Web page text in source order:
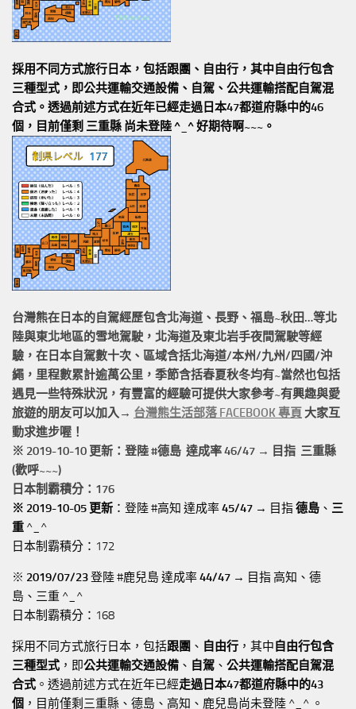
採用不同方式旅行日本，包括跟團、自由行，其中自由行包含
三種型式，即公共運輸交通設備、自駕、公共運輸搭配自駕混
合式。透過前述方式在近年已經走過日本47都道府縣中的46
個，目前僅剩 三重縣 尚未登陸 ^_^ 好期待啊~~~。
台灣熊在日本的自駕經歷包含北海道、長野、福島~秋田…等北
陸與東北地區的雪地駕駛 ，北海道及東北岩手夜間駕駛等經
驗，在日本自駕數十次、區域含括北海道/本州/九州/四國/沖
繩， 里程數累計逾萬公里 ，季節含括春夏秋冬均有~當然也包括
遇見一些特殊狀況，有豐富的經驗可提供大家參考~有興趣與愛
旅遊的朋友可以加入→ 台灣熊生活部落 FACEBOOK 專頁 大家互
動求進步喔！
※ 2019-10-10 更新：登陸 #德島 達成率 46/47 → 目指 三重縣
(歡呼~~~)
日本制霸積分：176
※ 2019-10-05 更新 ：登陸 #高知 達成率45/47 → 目指德島 、 三
重 ^_^
日本制霸積分：172
※ 2019/07/23登陸 #鹿兒島 達成率44/47 → 目指 高知、德
島、三重 ^_^
日本制霸積分：168
採用不同方式旅行日本，包括跟團 、 自由行 ，其中自由行包含
三種型式 ，即公共運輸交通設備 、 自駕 、 公共運輸搭配自駕混
合式 。透過前述方式在近年已經走過日本47都道府縣中的43
個 ，目前僅剩三重縣、德島、高知、鹿兒島尚未登陸 ^_^ 。